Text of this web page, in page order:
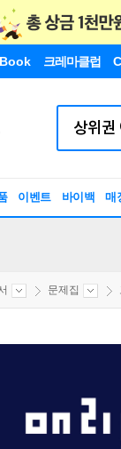
크레마클럽
이벤트 바이백 매
문제집